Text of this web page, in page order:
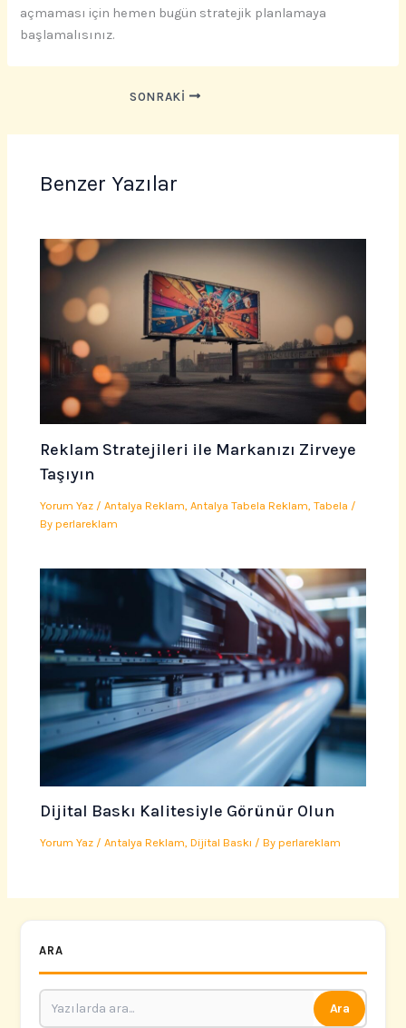
açmaması için hemen bugün stratejik planlamaya
başlamalısınız.
SONRAKI
Benzer Yazılar
Reklam Stratejileri ile Markanızı Zirveye
Taşıyın
Yorum Yaz /Antalya Reklam ,Antalya Tabela Reklam ,Tabela /
Byperlareklam
Dijital Baskı Kalitesiyle Görünür Olun
Yorum Yaz /Antalya Reklam,Dijital Baskı / Byperlareklam
ARA
Ara